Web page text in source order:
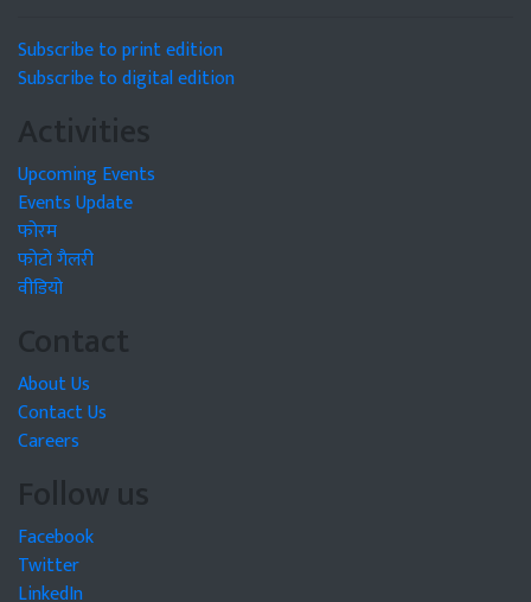
Subscribe to print edition
Subscribe to digital edition
Activities
Upcoming Events
Events Update
फोरम
फोटो गैलरी
वीडियो
Contact
About Us
Contact Us
Careers
Follow us
Facebook
Twitter
LinkedIn